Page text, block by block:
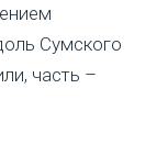
Сумского
часть –